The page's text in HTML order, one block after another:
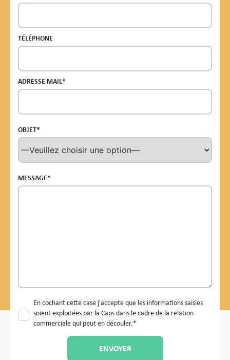
TÉLÉPHONE
ADRESSE MAIL*
OBJET*
MESSAGE*
En cochant cette case j'accepte que les informations saisies
soient exploitées par la Caps dans le cadre de la relation
commerciale qui peut en découler.*